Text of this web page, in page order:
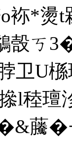
o袮*
嗀
脖卫
l稑璮
虅�